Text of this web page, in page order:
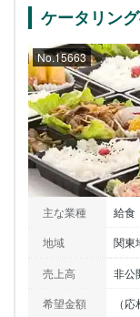
ケータリン
No.15663
主な業種
給食
地域
関東
売上高
非公
希望金額
（応